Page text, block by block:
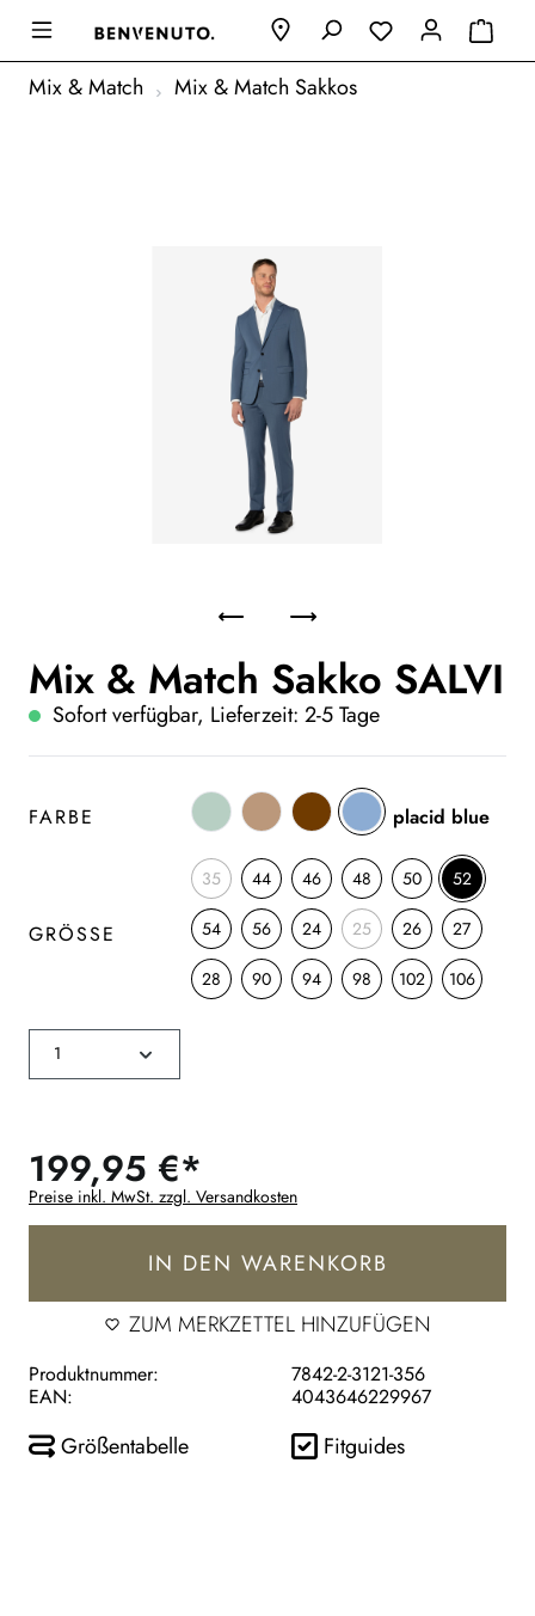
Mix & Match Mix & Match Sakkos
Mix & Match Sakko SALVI
Sofort verfügbar, Lieferzeit: 2-5 Tage
FARBE placid blue
GRÖSSE
35 44 46 48 50 52
54 56 24 25 26 27
28 90 94 98 102 106
199,95 €*
Preise inkl. MwSt. zzgl. Versandkosten
IN DEN WARENKORB
ZUM MERKZETTEL HINZUFÜGEN
Produktnummer:
7842-2-3121-356
EAN:
4043646229967
Größentabelle Fitguides